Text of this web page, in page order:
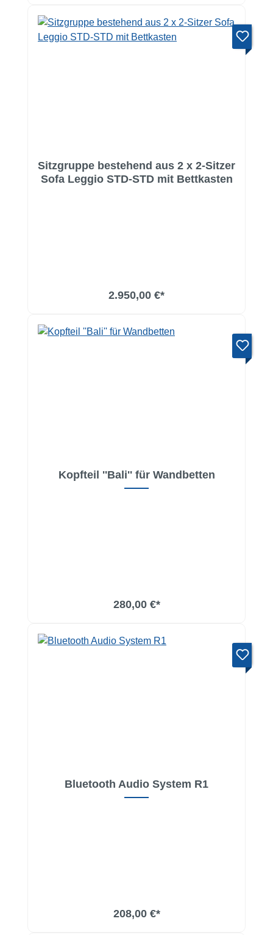
Sitzgruppe bestehend aus 2 x 2-Sitzer
Sofa Leggio STD-STD mit Bettkasten
2.950,00 €*
Kopfteil ''Bali'' für Wandbetten
280,00 €*
Bluetooth Audio System R1
208,00 €*
In den Warenkorb